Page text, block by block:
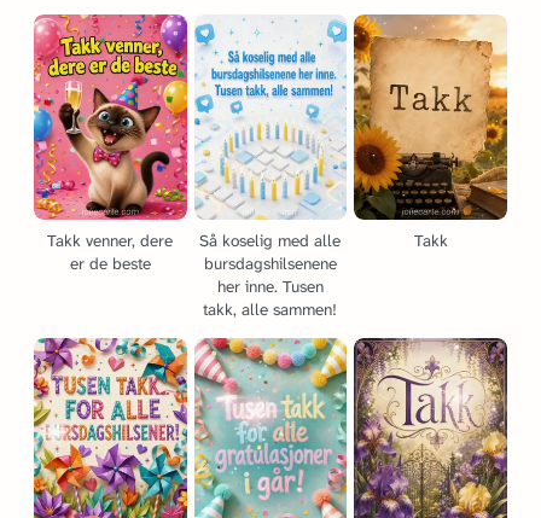
Takk venner, dere
er de beste
Så koselig med alle
bursdagshilsenene
her inne. Tusen
takk, alle sammen!
Takk